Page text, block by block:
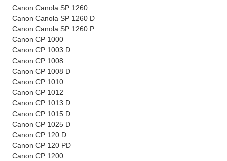
Canon Canola SP 1260
Canon Canola SP 1260 D
Canon Canola SP 1260 P
Canon CP 1000
Canon CP 1003 D
Canon CP 1008
Canon CP 1008 D
Canon CP 1010
Canon CP 1012
Canon CP 1013 D
Canon CP 1015 D
Canon CP 1025 D
Canon CP 120 D
Canon CP 120 PD
Canon CP 1200